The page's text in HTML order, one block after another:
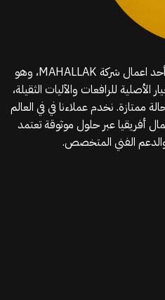
موقع قطع الغيار KGSAN وهو أحد اعمال شركة MAHALLAK، وهو
للرافعات والآليات الثقيلة،
ممتازة. نخدم عملاءنا في في العالم
أفريقيا عبر حلول موثوقة تعتمد
الفني المتخصص.